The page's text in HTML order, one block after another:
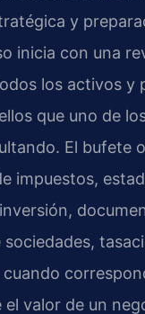
y
inicia con una
los activos y
que uno de
El bufete
impuestos,
cuando
el valor de un